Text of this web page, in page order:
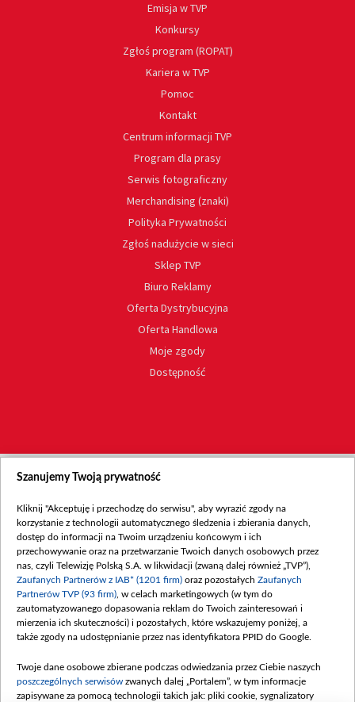
Emisja w TVP
Konkursy
Zgłoś program (ROPAT)
Kariera w TVP
Pomoc
Kontakt
Centrum informacji TVP
Program dla prasy
Serwis fotograficzny
Merchandising (znaki)
Polityka Prywatności
Zgłoś nadużycie w sieci
Sklep TVP
Biuro Reklamy
Oferta Dystrybucyjna
Oferta Handlowa
Moje zgody
Dostępność
Szanujemy Twoją prywatność
Kliknij "Akceptuję i przechodzę do serwisu", aby wyrazić zgody na
korzystanie z technologii automatycznego śledzenia i zbierania danych,
dostęp do informacji na Twoim urządzeniu końcowym i ich
przechowywanie oraz na przetwarzanie Twoich danych osobowych przez
nas, czyli Telewizję Polską S.A. w likwidacji (zwaną dalej również „TVP”),
Zaufanych Partnerów z IAB* (1201 firm) oraz pozostałych Zaufanych
Partnerów TVP (93 firm) , w celach marketingowych (w tym do
zautomatyzowanego dopasowania reklam do Twoich zainteresowań i
mierzenia ich skuteczności) i pozostałych, które wskazujemy poniżej, a
także zgody na udostępnianie przez nas identyfikatora PPID do Google.
Twoje dane osobowe zbierane podczas odwiedzania przez Ciebie naszych
poszczególnych serwisów zwanych dalej „Portalem”, w tym informacje
zapisywane za pomocą technologii takich jak: pliki cookie, sygnalizatory